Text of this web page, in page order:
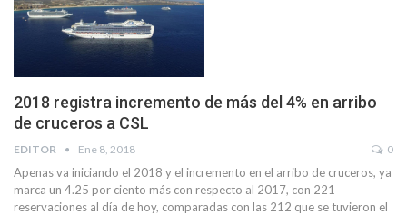
2018 registra incremento de más del 4% en arribo
de cruceros a CSL
EDITOR Ene 8, 2018 0
Apenas va iniciando el 2018 y el incremento en el arribo de cruceros, ya
marca un 4.25 por ciento más con respecto al 2017, con 221
reservaciones al día de hoy, comparadas con las 212 que se tuvieron el